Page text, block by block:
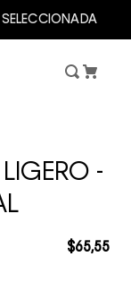
-
$65,55